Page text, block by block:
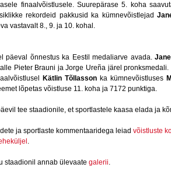
finaalvõistlusele. Suurepärase 5. koha
rekordeid pakkusid ka kümnevõistlejad
vastavalt 8., 9. ja 10. kohal.
päeval õnnestus ka Eestil medaliarve avada.
Pieter Brauni ja Jorge Ureña järel
Kätlin Tõllasson ka kümnevõistluses
lõpetas võistluse 11. koha ja 7172 punktiga.
tee staadionile, et sportlastele kaasa elada ja
ja sportlaste kommentaaridega leiad võistluste
.
staadionil annab ülevaate galerii.